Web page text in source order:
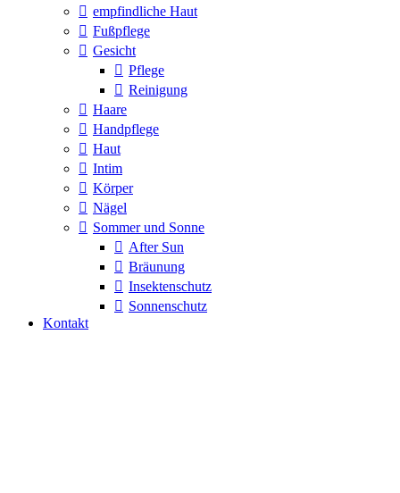
empfindliche Haut
Fußpflege
Gesicht
Pflege
Reinigung
Haare
Handpflege
Haut
Intim
Körper
Nägel
Sommer und Sonne
After Sun
Bräunung
Insektenschutz
Sonnenschutz
Kontakt